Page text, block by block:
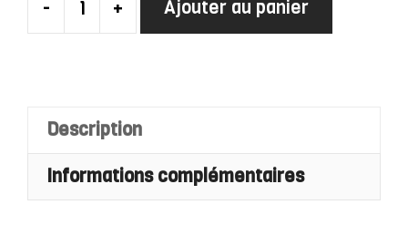
-
quantité
Longue
En
Tulle
+ Ajouter au panier
Description
Informations complémentaires